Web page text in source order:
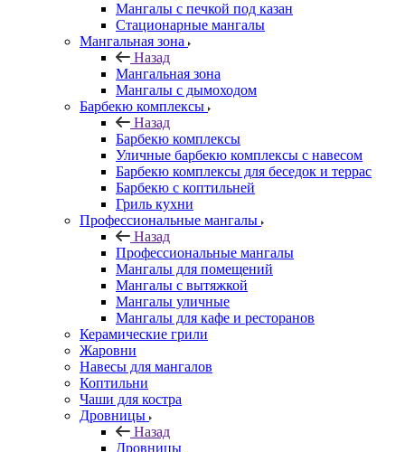
Мангалы с печкой под казан
Стационарные мангалы
Мангальная зона
Назад
Мангальная зона
Мангалы с дымоходом
Барбекю комплексы
Назад
Барбекю комплексы
Уличные барбекю комплексы с навесом
Барбекю комплексы для беседок и террас
Барбекю с коптильней
Гриль кухни
Профессиональные мангалы
Назад
Профессиональные мангалы
Мангалы для помещений
Мангалы с вытяжкой
Мангалы уличные
Мангалы для кафе и ресторанов
Керамические грили
Жаровни
Навесы для мангалов
Коптильни
Чаши для костра
Дровницы
Назад
Дровницы